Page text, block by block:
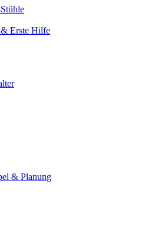
& Erste Hilfe
& Planung